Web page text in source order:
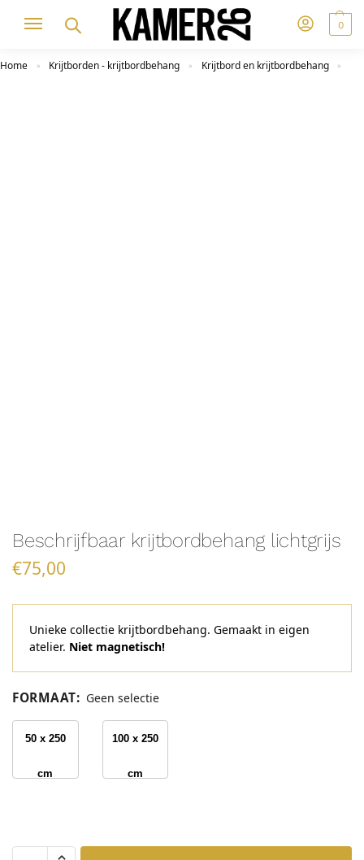
0
Home » Krijtborden - krijtbordbehang » Krijtbord en krijtbordbehang »
Beschrijfbaar krijtbordbehang lichtgrijs
€75,00
Unieke collectie krijtbordbehang. Gemaakt in eigen
atelier. Niet magnetisch!
FORMAAT: Geen selectie
50 x 250
cm
100 x 250
cm